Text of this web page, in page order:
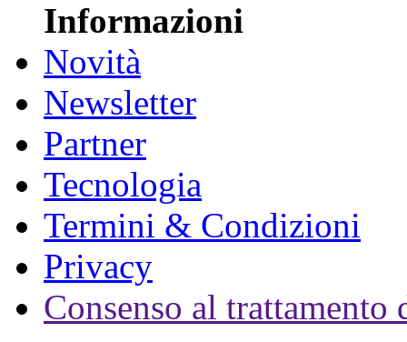
Informazioni
Novità
Newsletter
Partner
Tecnologia
Termini & Condizioni
Privacy
Consenso al trattamento